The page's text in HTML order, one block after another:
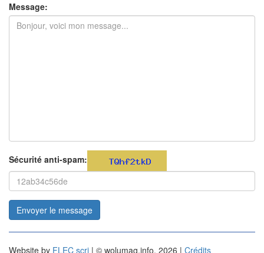
Message:
Sécurité anti-spam:
Envoyer le message
Website by FLEC scri | © wolumag.info, 2026 | Crédits